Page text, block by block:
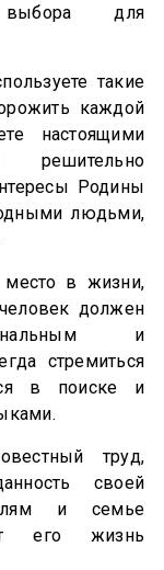
выбора для
такие
каждой
настоящими
решительно
Родины
людьми,
место в жизни,
должен
и
стремиться
в поиске и
труд,
своей
и семье
его жизнь